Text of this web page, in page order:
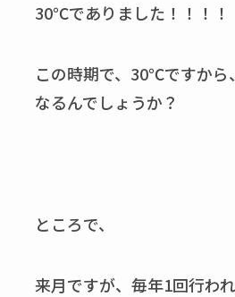
30℃でありました！！！！
この時期で、30℃ですから
なるんでしょうか？
ところで、
来月ですが、毎年1回行わ